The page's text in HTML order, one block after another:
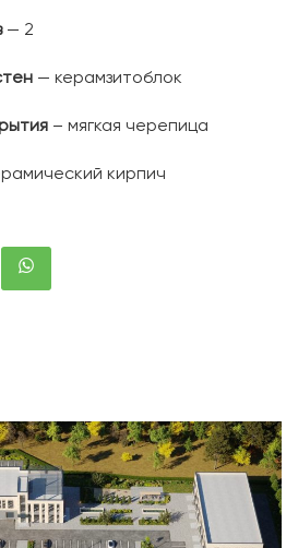
— 2
— керамзитоблок
– мягкая черепица
кирпич